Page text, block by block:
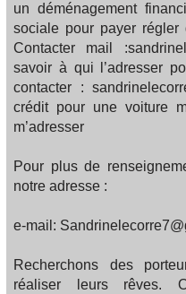
un déménagement
sociale pour payer
Contacter mail
savoir à qui l’adresser
contacter :
crédit pour une voiture
m’adresser
Pour plus de
notre adresse :
e-mail:
Recherchons des
réaliser leurs